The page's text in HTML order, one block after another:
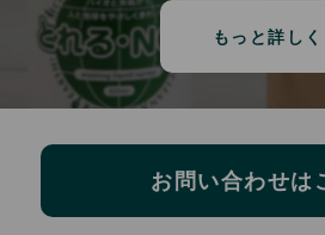
もっと詳しく
お問い合わせは